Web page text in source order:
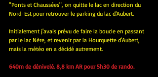
"Ponts et Chaussées", on quitte le lac en direction du
Nord-Est pour retrouver le parking du lac d'Aubert.
Initialement j'avais prévu de faire la boucle en passant
par le lac Nère, et revenir par la Hourquette d'Aubert,
mais la météo en a décidé autrement.
640m de dénivelé. 8,8 km AR pour 5h30 de rando.